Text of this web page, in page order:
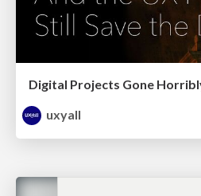
uxyall